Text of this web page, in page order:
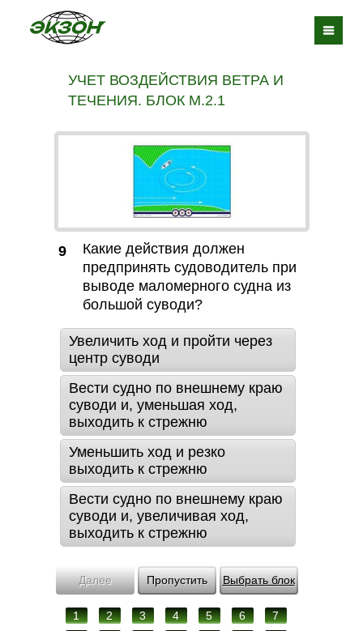
УЧЕТ ВОЗДЕЙСТВИЯ ВЕТРА И
ТЕЧЕНИЯ. БЛОК М.2.1
9
Какие действия должен
предпринять судоводитель при
выводе маломерного судна из
большой суводи?
Увеличить ход и пройти через
центр суводи
Вести судно по внешнему краю
суводи и, уменьшая ход,
выходить к стрежню
Уменьшить ход и резко
выходить к стрежню
Вести судно по внешнему краю
суводи и, увеличивая ход,
выходить к стрежню
Далее Пропустить Выбрать блок
1 2 3 4 5 6
7